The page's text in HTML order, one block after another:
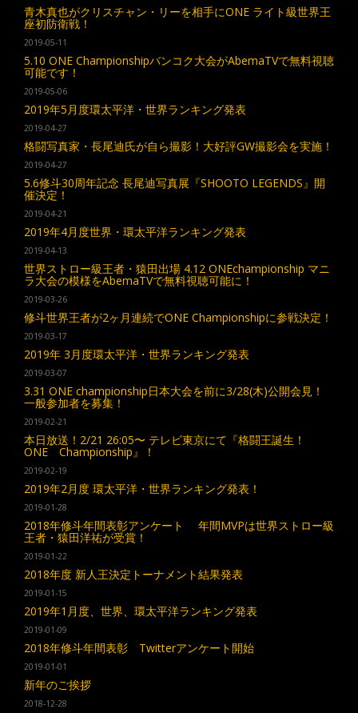
青木真也がクリスチャン・リーを相手にONE ライト級世界王
座初防衛戦！
2019-05-11
5.10 ONE Championshipバンコク大会がAbemaTVで無料視聴
可能です！
2019-05-06
2019年5月度環太平洋・世界ランキング発表
2019-04-27
格闘写真家・長尾迪氏が自ら撮影！大好評GW撮影会を実施！
2019-04-27
5.6修斗30周年記念 長尾迪写真展『SHOOTO LEGENDS』開
催決定！
2019-04-21
2019年4月度世界・環太平洋ランキング発表
2019-04-13
世界ストロー級王者・猿田出場 4.12 ONEchampionship マニ
ラ大会の模様をAbemaTVで無料視聴可能に！
2019-03-26
修斗世界王者が2ヶ月連続でONE Championshipに参戦決定！
2019-03-17
2019年 3月度環太平洋・世界ランキング発表
2019-03-07
3.31 ONE championship日本大会を前に3/28(木)公開会見！
一般参加者を募集！
2019-02-21
本日放送！2/21 26:05〜 テレビ東京にて『格闘王誕生！
ONE Championship』！
2019-02-19
2019年2月度 環太平洋・世界ランキング発表！
2019-01-28
2018年修斗年間表彰アンケート 年間MVPは世界ストロー級
王者・猿田洋祐が受賞！
2019-01-22
2018年度 新人王決定トーナメント結果発表
2019-01-15
2019年1月度、世界、環太平洋ランキング発表
2019-01-09
2018年修斗年間表彰 Twitterアンケート開始
2019-01-01
新年のご挨拶
2018-12-28